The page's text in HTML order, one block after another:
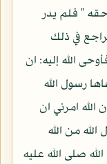
حقه " فلم يدر
في ذلك
الله إليه: ان
رسول الله
الله امرني ان
من الله
صلى الله عليه